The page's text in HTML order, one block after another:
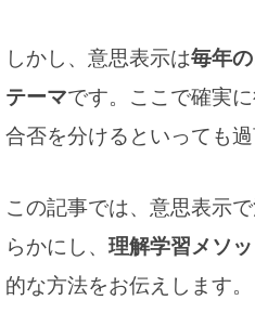
しかし、意思表示は毎年
テーマです。ここで確実
合否を分けるといっても過
この記事では、意思表示
らかにし、 理解学習メソ
的な方法をお伝えします。